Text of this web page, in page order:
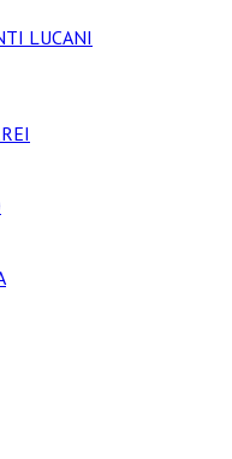
LUCANI